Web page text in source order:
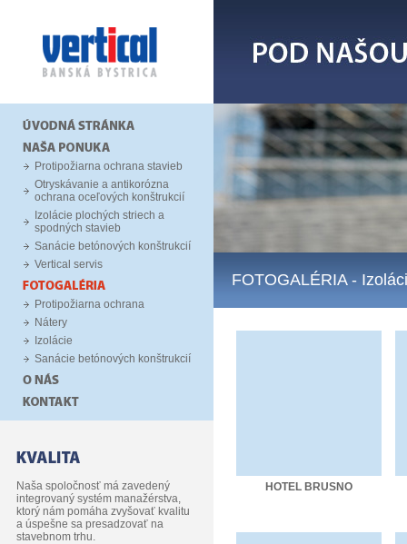
Protipožiarna ochrana stavieb
Otryskávanie a antikorózna
ochrana oceľových konštrukcií
Izolácie plochých striech a
spodných stavieb
Sanácie betónových konštrukcií
Vertical servis
Protipožiarna ochrana
Nátery
Izolácie
Sanácie betónových konštrukcií
Naša spoločnosť má zavedený
integrovaný systém manažérstva,
ktorý nám pomáha zvyšovať kvalitu
a úspešne sa presadzovať na
stavebnom trhu.
FOTOGALÉRIA-
HOTEL BRUSNO